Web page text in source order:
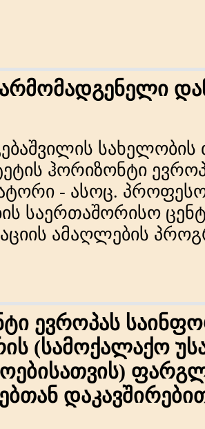
ჰორიზონტი
- ასოც.
საერთაშორისო
ამაღლების
ევროპას
(სამოქალაქო